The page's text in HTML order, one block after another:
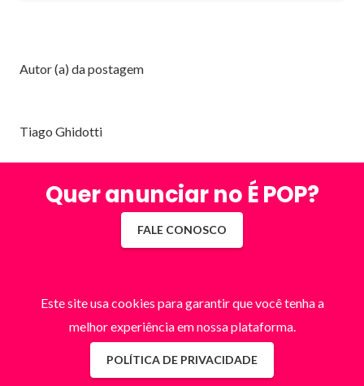
Autor (a) da postagem
Tiago Ghidotti
Quer anunciar no É POP?
FALE CONOSCO
Este site usa cookies para garantir que você tenha a
melhor experiência em nossa plataforma.
POLÍTICA DE PRIVACIDADE